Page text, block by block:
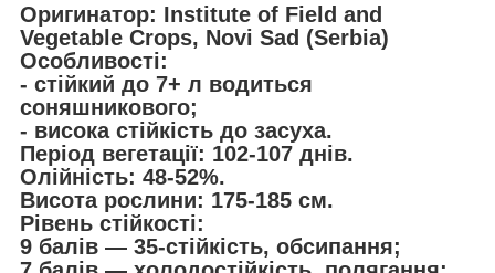
Оригинатор: Institute of Field and
Vegetable Crops, Novi Sad (Serbia)
Особливості:
- стійкий до 7+ л водиться
соняшникового;
- висока стійкість до засуха.
Період вегетації: 102-107 днів.
Олійність: 48-52%.
Висота рослини: 175-185 см.
Рівень стійкості:
9 балів — 35-стійкість, обсипання;